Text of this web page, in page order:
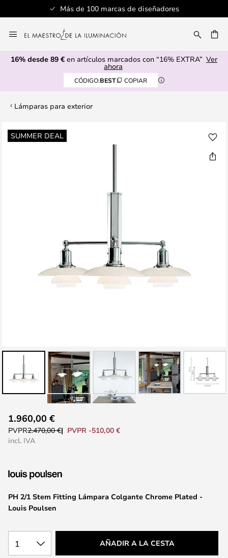
Más de 100 marcas de diseñadores
al
contenido
16% desde 89 € en artículos marcados con “16% EXTRA” Ver
ahora
CÓDIGO:BEST COPIAR
Lámparas para exterior
SUMMER DEAL
Saltar
al
comienzo
galería
imágenes
PH 2/1 Stem Fitting Lámpara Colgante Chrome Plated -
Louis Poulsen
1.960,00 €
PVPR2.470,00 €
PVPR -510,00 €
incl. IVA
1 AÑADIR A LA CESTA